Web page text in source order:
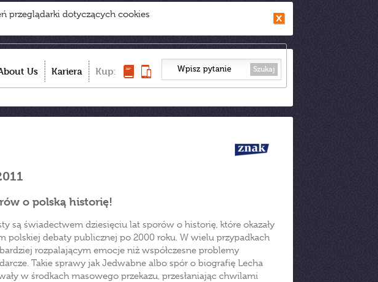
przeglądarki dotyczących cookies
Us Kariera Kup: Szukaj
o polską historię!
są świadectwem dziesięciu lat sporów o historię, które okazały
polskiej debaty publicznej po 2000 roku. W wielu przypadkach
rozpalającym emocje niż współczesne problemy
Takie sprawy jak Jedwabne albo spór o biografię Lecha
w środkach masowego przekazu, przesłaniając chwilami